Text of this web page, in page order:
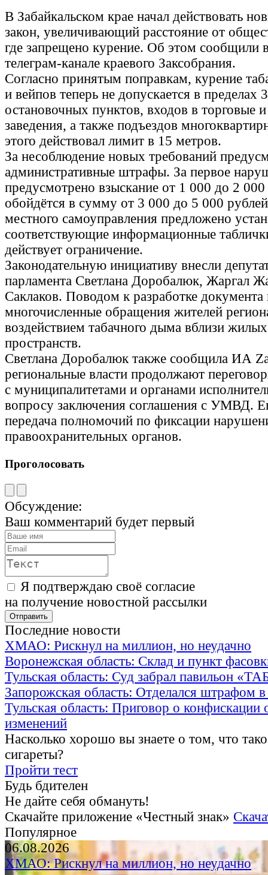
В Забайкальском крае начал действовать
закон, увеличивающий расстояние от
где запрещено курение. Об этом сообщили
телеграм-канале краевого Заксобрания.
Согласно принятым поправкам, курение
и вейпов теперь не допускается в пределах
остановочных пунктов, входов в торговые
заведения, а также подъездов
этого действовал лимит в 15 метров.
За несоблюдение новых требований
административные штрафы. За первое
предусмотрено взыскание от 1 000 до 2
обойдётся в сумму от 3 000 до 5 000
местного самоуправления предложено
соответствующие информационные
действует ограничение.
Законодательную инициативу внесли
парламента Светлана Доробалюк, Жаргал
Саклаков. Поводом к разработке
многочисленные обращения жителей
воздействием табачного дыма вблизи
пространств.
Светлана Доробалюк также сообщила ИА
региональные власти продолжают
с муниципалитетами и органами
вопросу заключения соглашения с УМВД.
передача полномочий по фиксации
правоохранительных органов.
Проголосовать
Обсуждение:
Ваш комментарий будет первый
Я подтверждаю своё согласие
на получение новостной рассылки
Последние новости
ХМАО: Рискнул на миллион, но неудачно
Воронежская область: Склад и пункт
Тульская область: Суд забрал павильон
Запорожская область: Отделался штрафом
Тульская область: Приговор о конфискации
изменений
Насколько хорошо вы знаете о том, что
сигареты?
Пройти тест
Будь бдителен
Не дайте себя обмануть!
Скачайте приложение «Честный знак»
Популярное
06.08.2026
ХМАО: Рискнул на миллион, но неудачно